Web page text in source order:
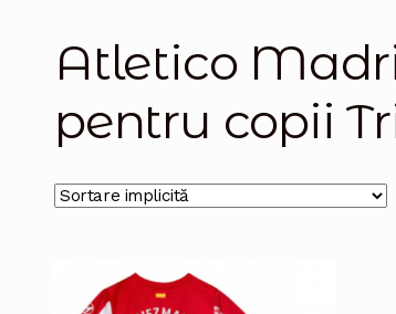
Atletico
pentru copii